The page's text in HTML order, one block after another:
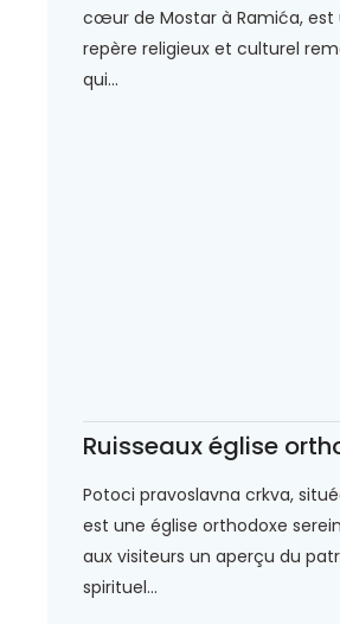
cœur de Mostar à Ramića, est
repère religieux et culturel
qui...
Ruisseaux église
Potoci pravoslavna crkva,
est une église orthodoxe
aux visiteurs un aperçu du
spirituel...